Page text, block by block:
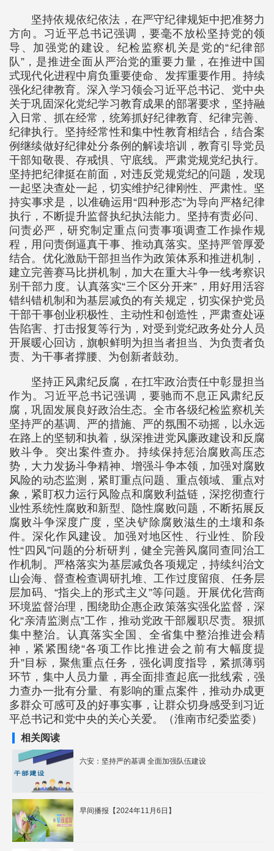
坚持依规依纪依法，在严守纪律规矩中把准努力
方向。习近平总书记强调，要毫不放松坚持党的领
导、加强党的建设。纪检监察机关是党的“纪律部
队”，是推进全面从严治党的重要力量，在推进中国
式现代化进程中肩负重要使命、发挥重要作用。持续
强化纪律教育。深入学习领会习近平总书记、党中央
关于巩固深化党纪学习教育成果的部署要求，坚持融
入日常、抓在经常，统筹抓好纪律教育、纪律完善、
纪律执行。坚持经常性和集中性教育相结合，结合案
例继续做好纪律处分条例的解读培训，教育引导党员
干部知敬畏、存戒惧、守底线。严肃党规党纪执行。
坚持把纪律挺在前面，对违反党规党纪的问题，发现
一起坚决查处一起，切实维护纪律刚性、严肃性。坚
持实事求是，以准确运用“四种形态”为导向严格纪律
执行，不断提升监督执纪执法能力。坚持有责必问、
问责必严，研究制定重点问责事项调查工作操作规
程，用问责倒逼真干事、推动真落实。坚持严管厚爱
结合。优化激励干部担当作为政策体系和推进机制，
建立完善赛马比拼机制，加大在重大斗争一线考察识
别干部力度。认真落实“三个区分开来”，用好用活容
错纠错机制和为基层减负的有关规定，切实保护党员
干部干事创业积极性、主动性和创造性，严肃查处诬
告陷害、打击报复等行为，对受到党纪政务处分人员
开展暖心回访，旗帜鲜明为担当者担当、为负责者负
责、为干事者撑腰、为创新者鼓劲。
坚持正风肃纪反腐，在扛牢政治责任中彰显担当
作为。习近平总书记强调，要驰而不息正风肃纪反
腐，巩固发展良好政治生态。全市各级纪检监察机关
坚持严的基调、严的措施、严的氛围不动摇，以永远
在路上的坚韧和执着，纵深推进党风廉政建设和反腐
败斗争。突出案件查办。持续保持惩治腐败高压态
势，大力发扬斗争精神、增强斗争本领，加强对腐败
风险的动态监测，紧盯重点问题、重点领域、重点对
象，紧盯权力运行风险点和腐败利益链，深挖彻查行
业性系统性腐败和新型、隐性腐败问题，不断拓展反
腐败斗争深度广度，坚决铲除腐败滋生的土壤和条
件。深化作风建设。加强对地区性、行业性、阶段
性“四风”问题的分析研判，健全完善风腐同查同治工
作机制。严格落实为基层减负各项规定，持续纠治文
山会海、督查检查调研扎堆、工作过度留痕、任务层
层加码、“指尖上的形式主义”等问题。开展优化营商
环境监督治理，围绕助企惠企政策落实强化监督，深
化“亲清监测点”工作，推动党政干部履职尽责。狠抓
集中整治。认真落实全国、全省集中整治推进会精
神，紧紧围绕“各项工作比推进会之前有大幅度提
升”目标，聚焦重点任务，强化调度指导，紧抓薄弱
环节，集中人员力量，再全面排查起底一批线索，强
力查办一批有分量、有影响的重点案件，推动办成更
多群众可感可及的好事实事，让群众切身感受到习近
平总书记和党中央的关心关爱。（淮南市纪委监委）
相关阅读
六安：坚持严的基调 全面加强队伍建设
早间播报【2024年11月6日】